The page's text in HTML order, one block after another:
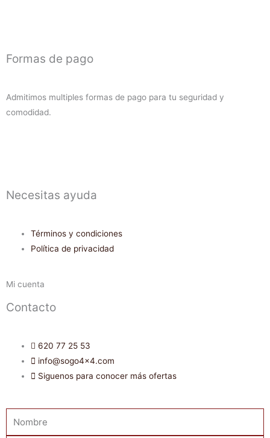
Formas de pago
Admitimos multiples formas de pago para tu seguridad y
comodidad.
Necesitas ayuda
Términos y condiciones
Política de privacidad
Mi cuenta
Contacto
620 77 25 53
info@sogo4x4.com
Siguenos para conocer más ofertas